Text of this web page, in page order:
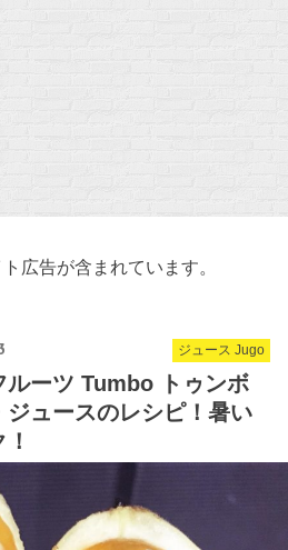
広告が含まれています。
ジュース Jugo
ルーツ Tumbo トゥンボ
ュースのレシピ！暑い